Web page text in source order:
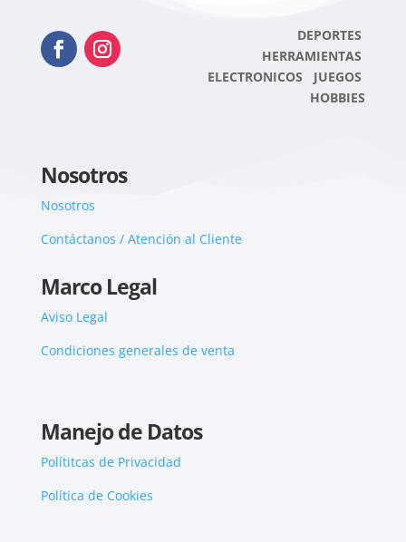
DEPORTES
HERRAMIENTAS
ELECTRONICOS JUEGOS
HOBBIES
Nosotros
Nosotros
Contáctanos / Atención al Cliente
Marco Legal
Aviso Legal
Condiciones generales de venta
Manejo de Datos
Polítitcas de Privacidad
Política de Cookies